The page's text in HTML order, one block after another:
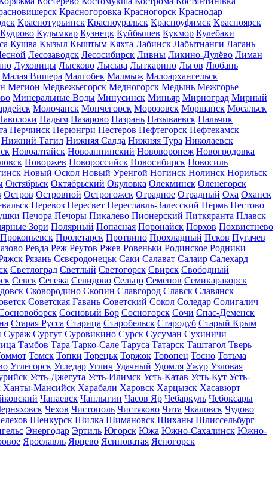
Красногоровка Красногорск Краснодар
Краснотурьинск Красноуральск Красноуфимск Красноярск
Кудрово Кудымкар Кузнецк Куйбышев Кукмор Кулебаки
Кушва Кызыл Кыштым Кяхта Лабинск Лабытнанги Лагань
Лесозаводск Лесосибирск Ливны Ликино-Дулёво Лиман
Луховицы Лысково Лысьва Лыткарино Льгов Любань
Малая Вишера Малгобек Малмыж Малоархангельск
Мегион Медвежьегорск Медногорск Медынь Межгорье
Минеральные Воды Минусинск Миньяр Мирноград Мирный
Молочанск Мончегорск Морозовск Моршанск Мосальск
Надым Назарово Назрань Называевск Нальчик
Нерчинск Нерюнгри Нестеров Нефтегорск Нефтекамск
Нижний Тагил Нижняя Салда Нижняя Тура Николаевск
Новоалтайск Новоаннинский Нововоронеж Новогродовка
Новоржев Новороссийск Новосибирск Новосиль
Новый Оскол Новый Уренгой Ногинск Нолинск Норильск
Октябрьск Октябрьский Окуловка Олекминск Оленегорск
Остров Островной Острогожск Отрадное Отрадный Оха Оханск
Перевоз Пересвет Переславль-Залесский Пермь Пестово
Печора Печоры Пикалево Пионерский Питкяранта Плавск
Зори Полярный Попасная Поронайск Порхов Похвистнево
Прокопьевск Пролетарск Протвино Прохладный Псков Пугачев
Ревда Реж Реутов Ржев Ровеньки Родинское Родники
Рязань Сєвєродонецьк Саки Салават Салаир Салехард
Светлоград Светлый Светогорск Свирск Свободный
Севск Сегежа Селидово Сельцо Семенов Семикаракорск
Сковородино Скопин Славгород Славск Славянск
Советская Гавань Советский Сокол Соледар Солигалич
Сосновый Бор Сосногорск Сочи Спас-Деменск
Старая Русса Старица Старобельск Стародуб Старый Крым
Сураж Сургут Суровикино Сурск Сусуман Сухиничи
Тамбов Тара Тарко-Сале Таруса Татарск Таштагол Тверь
Томск Топки Торецьк Торжок Торопец Тосно Тотьма
Углегорск Угледар Углич Удачный Удомля Ужур Узловая
Усть-Джегута Усть-Илимск Усть-Катав Усть-Кут Усть-
Ханты-Мансийск Харабали Харовск Харцызск Хасавюрт
Чапаевск Чаплыгин Часов Яр Чебаркуль Чебоксары
Чехов Чистополь Чистяково Чита Чкаловск Чудово
Шенкурск Шилка Шимановск Шиханы Шлиссельбург
Энергодар Эртиль Югорск Южа Южно-Сахалинск Южно-
Ярославль Ярцево Ясиноватая Ясногорск